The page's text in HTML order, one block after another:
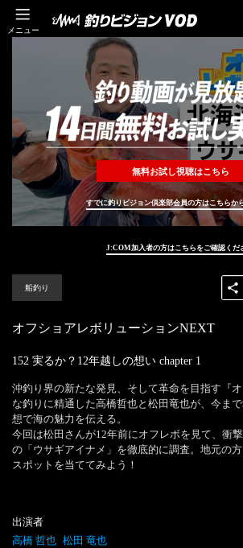
メニュー
無料お試し視聴はこちら
すでに釣りビジョン倶楽部会員の方はこちらか
J:COM加入者の方はこちらをご確認くだ
船釣り
オフショアレボリューションNEXT
152 実るか？12年越しの想い chapter 1
沖釣り界の新たな発見、そして革命を目指す『
な釣りに精通した高橋哲也と松田竜也が、今ま
想で海の魅力を伝える。
今回は松田さんが12年前にオフレボを見て、衝
の「ウサギアイナメ」を徹底的に調査。地元の
スポットを当ててみよう！
出演者
高橋 哲也 松田 竜也